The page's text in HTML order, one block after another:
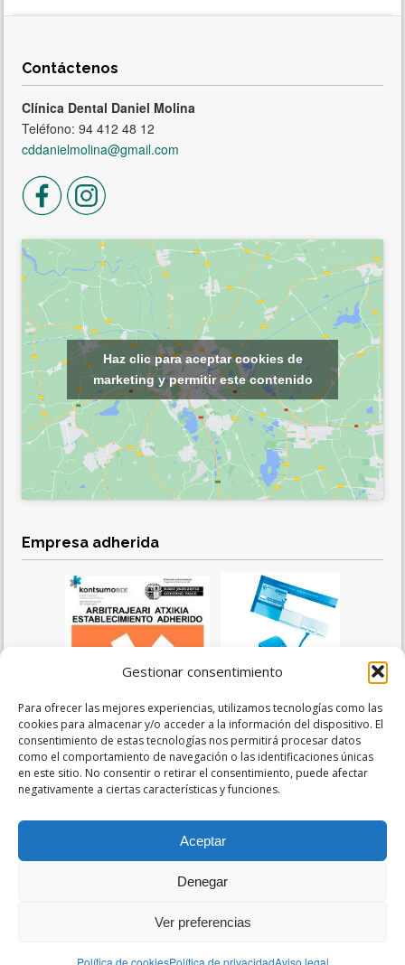
Gestionar consentimiento
Para ofrecer las mejores experiencias, utilizamos tecnologías como las
cookies para almacenar y/o acceder a la información del dispositivo. El
consentimiento de estas tecnologías nos permitirá procesar datos
como el comportamiento de navegación o las identificaciones únicas
en este sitio. No consentir o retirar el consentimiento, puede afectar
negativamente a ciertas características y funciones.
Aceptar
Denegar
Ver preferencias
Política de cookiesPolítica de privacidadAviso legal
Contáctenos
Clínica Dental Daniel Molina
Teléfono: 94 412 48 12
cddanielmolina@gmail.com
Haz clic para aceptar cookies de
marketing y permitir este contenido
Empresa adherida
Legal
Aviso legal